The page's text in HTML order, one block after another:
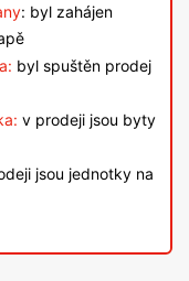
: byl zahájen
byl spuštěn prodej
v prodeji jsou byty
jsou jednotky na